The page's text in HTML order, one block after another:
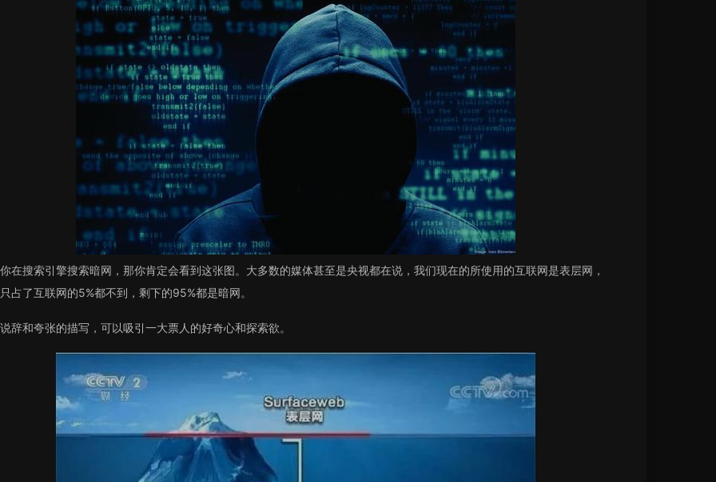
在搜索引擎搜索暗网，那你肯定会看到这张图。大多数的媒体甚至是央视都在说，我们现在的所使用的互联网是表层网，
占了互联网的5%都不到，剩下的95%都是暗网。
辞和夸张的描写，可以吸引一大票人的好奇心和探索欲。